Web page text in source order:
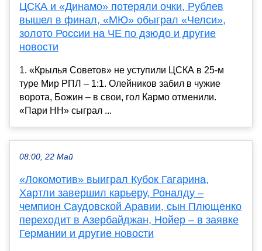
ЦСКА и «Динамо» потеряли очки, Рублев
вышел в финал, «МЮ» обыграл «Челси»,
золото России на ЧЕ по дзюдо и другие
новости
1. «Крылья Советов» не уступили ЦСКА в 25-м
туре Мир РПЛ – 1:1. Олейников забил в чужие
ворота, Божин – в свои, гол Кармо отменили.
«Пари НН» сыграл ...
08:00, 22 Май
«Локомотив» выиграл Кубок Гагарина,
Хартли завершил карьеру, Роналду –
чемпион Саудовской Аравии, сын Плющенко
переходит в Азербайджан, Нойер – в заявке
Германии и другие новости